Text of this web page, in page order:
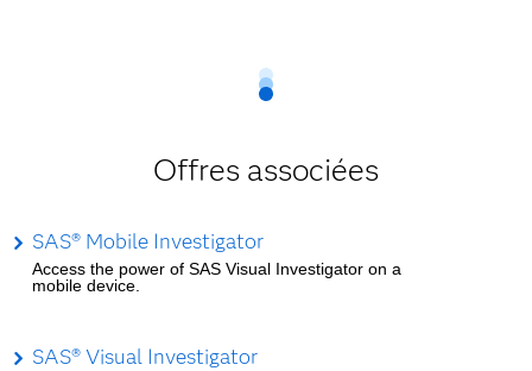
Offres associées
SAS® Mobile Investigator
Access the power of SAS Visual Investigator on a
mobile device.
SAS® Visual Investigator